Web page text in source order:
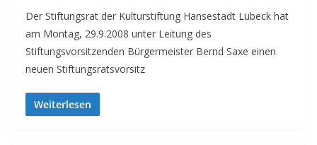
Der Stiftungsrat der Kulturstiftung Hansestadt Lübeck hat
am Montag, 29.9.2008 unter Leitung des
Stiftungsvorsitzenden Bürgermeister Bernd Saxe einen
neuen Stiftungsratsvorsitz
Weiterlesen